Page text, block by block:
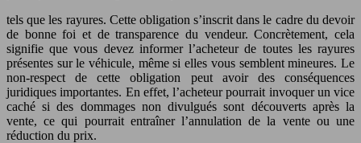
tels que les rayures. Cette obligation s’inscrit dans le cadre du devoir
de bonne foi et de transparence du vendeur. Concrètement, cela
signifie que vous devez informer l’acheteur de toutes les rayures
présentes sur le véhicule, même si elles vous semblent mineures. Le
non-respect de cette obligation peut avoir des conséquences
juridiques importantes. En effet, l’acheteur pourrait invoquer un vice
caché si des dommages non divulgués sont découverts après la
vente, ce qui pourrait entraîner l’annulation de la vente ou une
réduction du prix.